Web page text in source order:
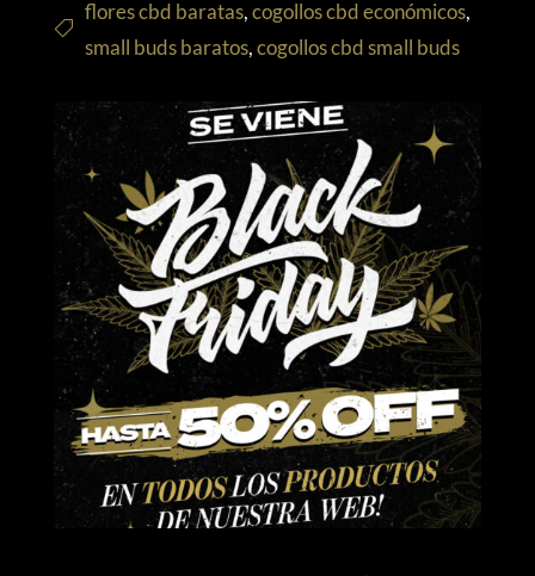
flores cbd baratas,cogollos cbd económicos,
small buds baratos,cogollos cbd small buds